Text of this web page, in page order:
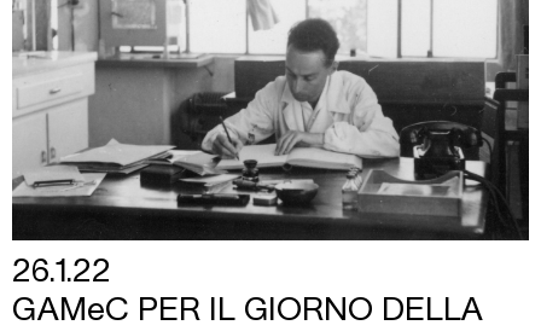
26.1.22
GAMeC PER IL GIORNO DELLA